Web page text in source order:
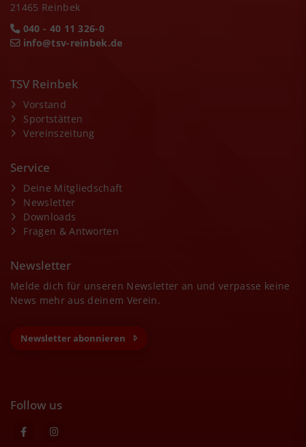
21465 Reinbek
040 - 40 11 326-0
info@tsv-reinbek.de
TSV Reinbek
Vorstand
Sportstätten
Vereinszeitung
Service
Deine Mitgliedschaft
Newsletter
Downloads
Fragen & Antworten
Newsletter
Melde dich für unseren Newsletter an und verpasse keine
News mehr aus deinem Verein.
Newsletter abonnieren
Follow us